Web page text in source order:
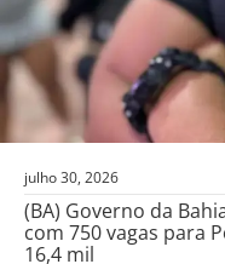
julho 30, 2026
(BA) Governo da
com 750 vagas para
16,4 mil